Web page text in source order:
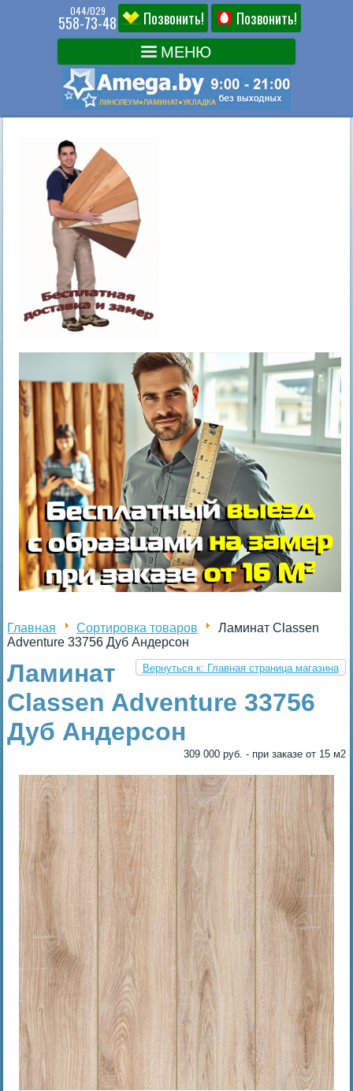
044/029
558-73-48 Позвонить! Позвонить!
Главная Сортировка товаров
Ламинат Classen
Adventure 33756 Дуб Андерсон
Вернуться к: Главная страница магазина
Ламинат
Classen Adventure 33756
Дуб Андерсон
309 000 руб. - при заказе от 15 м2